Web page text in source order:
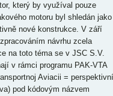
který by využíval pouze
motoru byl shledán jako
nové konstrukce. V září
návrhu zcela
na toto téma se v JSC S.V.
v rámci programu PAK-VTA
Aviacii = perspektivní
pod kódovým názvem